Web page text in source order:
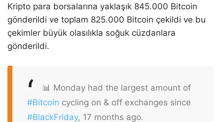
Kripto para borsalarına yaklaşık 845.000 Bitcoin
gönderildi ve toplam 825.000 Bitcoin çekildi ve bu
çekimler büyük olasılıkla soğuk cüzdanlara
gönderildi.
📊 Monday had the largest amount of
#Bitcoin cycling on & off exchanges since
#BlackFriday, 17 months ago.